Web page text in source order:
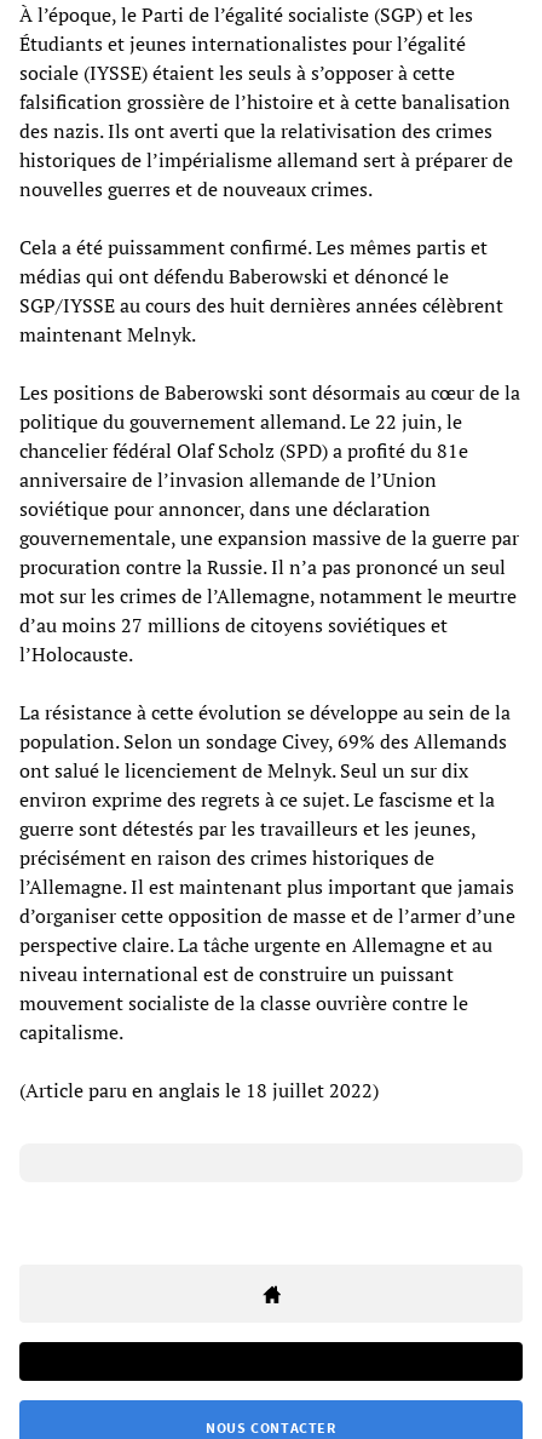
À l’époque, le Parti de l’égalité socialiste (SGP) et les
Étudiants et jeunes internationalistes pour l’égalité
sociale (IYSSE) étaient les seuls à s’opposer à cette
falsification grossière de l’histoire et à cette banalisation
des nazis. Ils ont averti que la relativisation des crimes
historiques de l’impérialisme allemand sert à préparer de
nouvelles guerres et de nouveaux crimes.
Cela a été puissamment confirmé. Les mêmes partis et
médias qui ont défendu Baberowski et dénoncé le
SGP/IYSSE au cours des huit dernières années célèbrent
maintenant Melnyk.
Les positions de Baberowski sont désormais au cœur de la
politique du gouvernement allemand. Le 22 juin, le
chancelier fédéral Olaf Scholz (SPD) a profité du 81e
anniversaire de l’invasion allemande de l’Union
soviétique pour annoncer, dans une déclaration
gouvernementale, une expansion massive de la guerre par
procuration contre la Russie. Il n’a pas prononcé un seul
mot sur les crimes de l’Allemagne, notamment le meurtre
d’au moins 27 millions de citoyens soviétiques et
l’Holocauste.
La résistance à cette évolution se développe au sein de la
population. Selon un sondage Civey, 69% des Allemands
ont salué le licenciement de Melnyk. Seul un sur dix
environ exprime des regrets à ce sujet. Le fascisme et la
guerre sont détestés par les travailleurs et les jeunes,
précisément en raison des crimes historiques de
l’Allemagne. Il est maintenant plus important que jamais
d’organiser cette opposition de masse et de l’armer d’une
perspective claire. La tâche urgente en Allemagne et au
niveau international est de construire un puissant
mouvement socialiste de la classe ouvrière contre le
capitalisme.
(Article paru en anglais le 18 juillet 2022)
NOUS CONTACTER